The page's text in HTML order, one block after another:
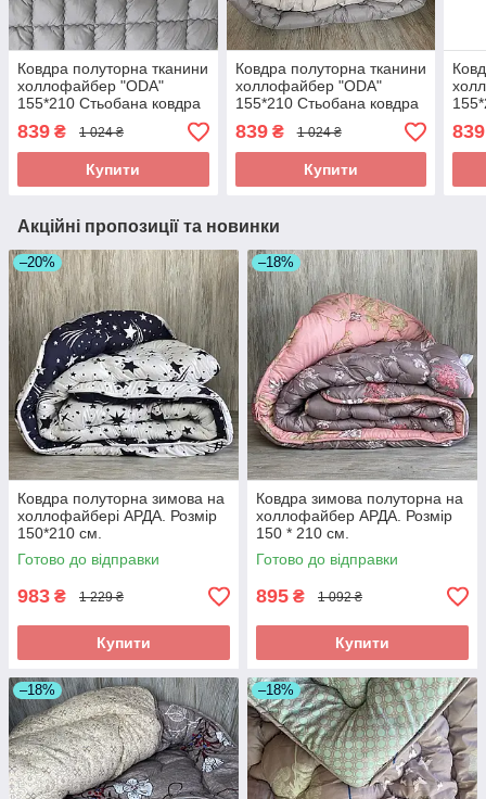
Ковдра полуторна тканини
холлофайбер "ODA"
155*210 Стьобана ковдра
839 ₴ 1 024 ₴
Купити
Ковдра полуторна тканини
холлофайбер "ODA"
155*210 Стьобана ковдра
Колір - сірий
839₴ 1 024 ₴
Купити
839
Акційні пропозиції та новинки
–20%
Ковдра полуторна зимова на
холлофайбері АРДА. Розмір
150*210 см.
Готово до відправки
983 ₴ 1 229 ₴
Купити
–18%
Ковдра зимова полуторна на
холлофайбер АРДА. Розмір
150 * 210 см.
Готово до відправки
895 ₴ 1 092 ₴
Купити
–18% –18%